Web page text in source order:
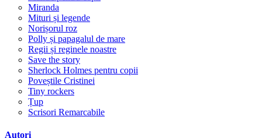
Miranda
Mituri și legende
Norișorul roz
Polly și papagalul de mare
Regii și reginele noastre
Save the story
Sherlock Holmes pentru copii
Poveștile Cristinei
Tiny rockers
Țup
Scrisori Remarcabile
Autori